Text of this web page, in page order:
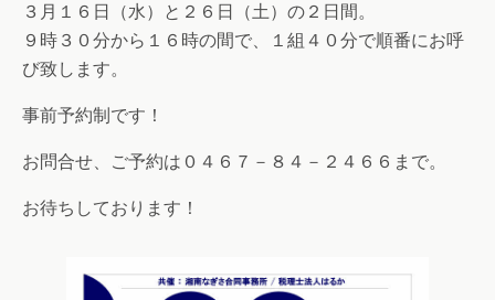
３月１６日（水）と２６日（土）の２日間。
９時３０分から１６時の間で、１組４０分で順番にお呼
び致します。
事前予約制です！
お問合せ、ご予約は０４６７－８４－２４６６まで。
お待ちしております！